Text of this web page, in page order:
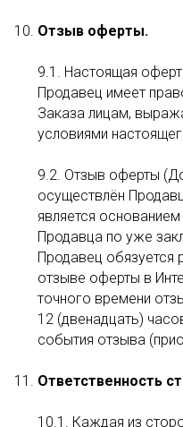
Отзыв оферты.
9.1. Настоящая
Продавец имеет
Заказа лицам,
условиями
9.2. Отзыв оферты
осуществлён
является
Продавца по уже
Продавец обязуется
отзыве оферты в
точного времени
12 (двенадцать)
события отзыва
Ответственность
10.1. Каждая из